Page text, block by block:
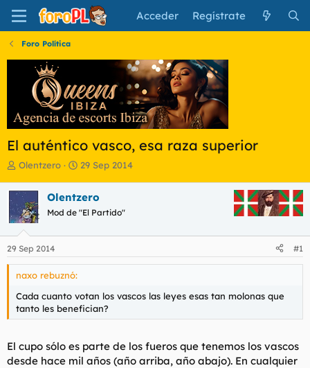
Acceder Regístrate
Foro Política
El auténtico vasco, esa raza superior
I
i
i
a
d
o
r
d
l
t
a
Olentzero
F
h
a
e
n
i
o
29 Sep 2014
Olentzero
Mod de "El Partido"
29 Sep 2014 #1
naxo rebuznó:
Cada cuanto votan los vascos las leyes esas tan molonas que
tanto les benefician?
El cupo sólo es parte de los fueros que tenemos los vascos
desde hace mil años (año arriba, año abajo). En cualquier